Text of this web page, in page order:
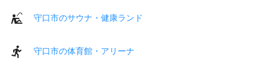
守口市のサウナ・健康ランド
守口市の体育館・アリーナ